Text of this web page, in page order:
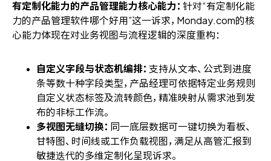
有定制化能力的产品管理能力核心能力： 针对“有定制化能
力的产品管理软件哪个好用”这一诉求，Monday.com的核
心能力体现在对业务视图与流程逻辑的深度重构：
自定义字段与状态机编排： 支持从文本、公式到进度
条等数十种字段类型，产品经理可依据特定业务规则
自定义状态标签及流转颜色，精准映射从需求池到发
布的非标工作流。
多视图无缝切换： 同一底层数据可一键切换为看板、
甘特图、时间线或工作负载视图，满足从高管汇报到
敏捷迭代的多维定制化呈现诉求。